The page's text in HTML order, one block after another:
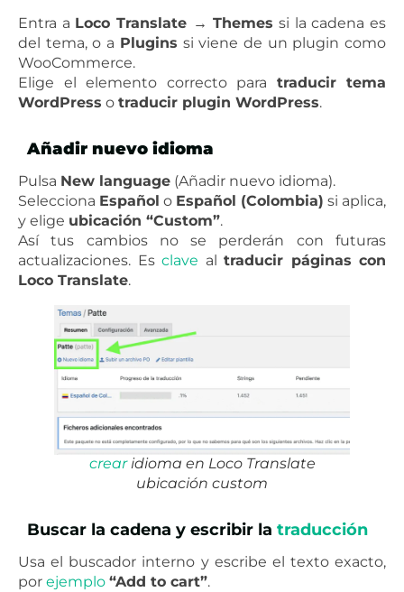
Entra a Loco Translate → Themes si la cadena es
del tema, o a Plugins si viene de un plugin como
WooCommerce.
Elige el elemento correcto para traducir tema
WordPress o traducir plugin WordPress.
Añadir nuevo idioma
Pulsa New language (Añadir nuevo idioma).
Selecciona Español o Español (Colombia) si aplica,
y elige ubicación “Custom”.
Así tus cambios no se perderán con futuras
actualizaciones. Es clave al traducir páginas con
Loco Translate.
crearidioma en Loco Translate
ubicación custom
Buscar la cadena y escribir la traducción
Usa el buscador interno y escribe el texto exacto,
por ejemplo “Add to cart”.